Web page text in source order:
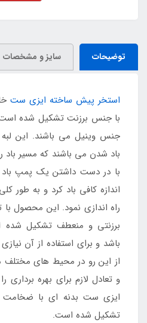
توضیحات سایز و مشخصات
استخر پیش ساخته ایزی ست
با جنس برزنت تشکیل شده است
جنس وینیل می باشند. این
باد شدن می باشند که مسیر باد
با در دست داشتن یک پمپ
اندازه کافی باد کرد و به طور
راه اندازی نمود. این محصول با
برزنتی و منعطف تشکیل شده
باشد و برای استفاده از آن
از این رو در محیط های مختلف
و تعادل لازم برای بهره
ایزی ست بدنه ای با ضخامت
تشکیل شده است.